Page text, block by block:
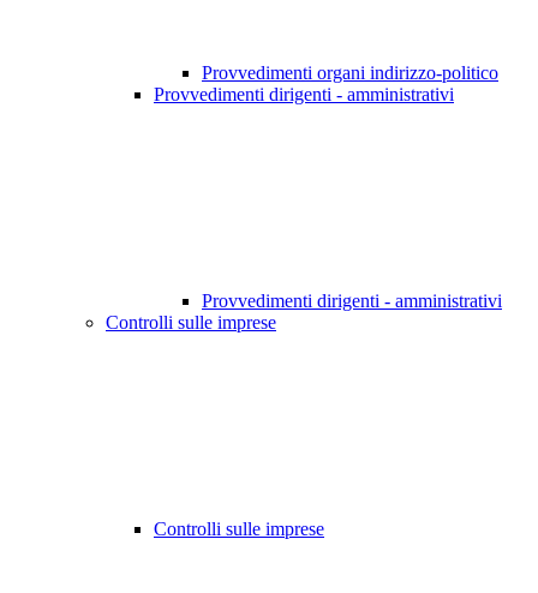
Provvedimenti organi indirizzo-politico
Provvedimenti dirigenti - amministrativi
Provvedimenti dirigenti - amministrativi
Controlli sulle imprese
Controlli sulle imprese